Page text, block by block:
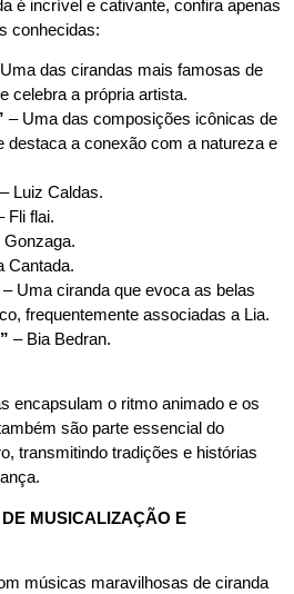
é incrível e cativante, confira apenas
conhecidas:
das cirandas mais famosas de
celebra a própria artista.
– Uma das composições icônicas de
destaca a conexão com a natureza e
– Luiz Caldas.
Fli flai.
Gonzaga.
Cantada.
– Uma ciranda que evoca as belas
frequentemente associadas a Lia.
– Bia Bedran.
encapsulam o ritmo animado e os
são parte essencial do
transmitindo tradições e histórias
MUSICALIZAÇÃO E
músicas maravilhosas de ciranda